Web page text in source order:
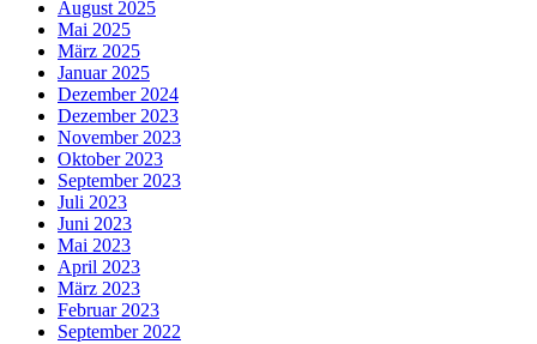
August 2025
Mai 2025
März 2025
Januar 2025
Dezember 2024
Dezember 2023
November 2023
Oktober 2023
September 2023
Juli 2023
Juni 2023
Mai 2023
April 2023
März 2023
Februar 2023
September 2022